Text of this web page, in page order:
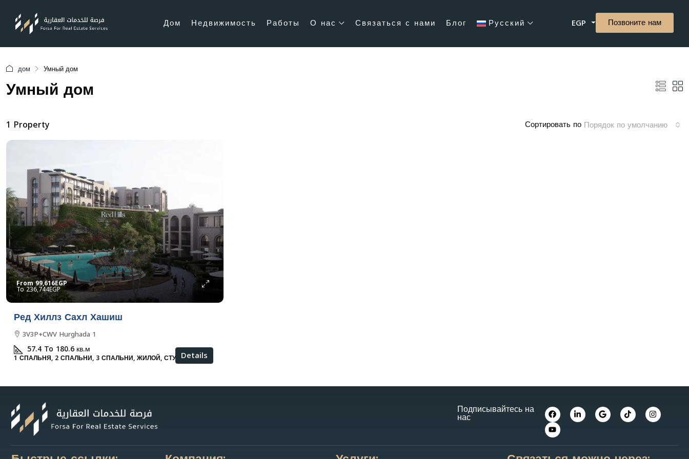
Дом Недвижимость Работы О нас Связаться с нами Блог Русский EGP Позвоните нам
дом Умный дом
Умный дом
1 Property Сортировать по Порядок по умолчанию
From99,616EGP
236,744EGP
Ред Хиллз Сахл Хашиш
3V3P+CWV Hurghada 1
57.4 To 180.6кв.м
1 СПАЛЬНЯ, 2 СПАЛЬНИ, 3 СПАЛЬНИ, ЖИЛОЙ, СТУДИЯDetails
Подписывайтесь на
нас